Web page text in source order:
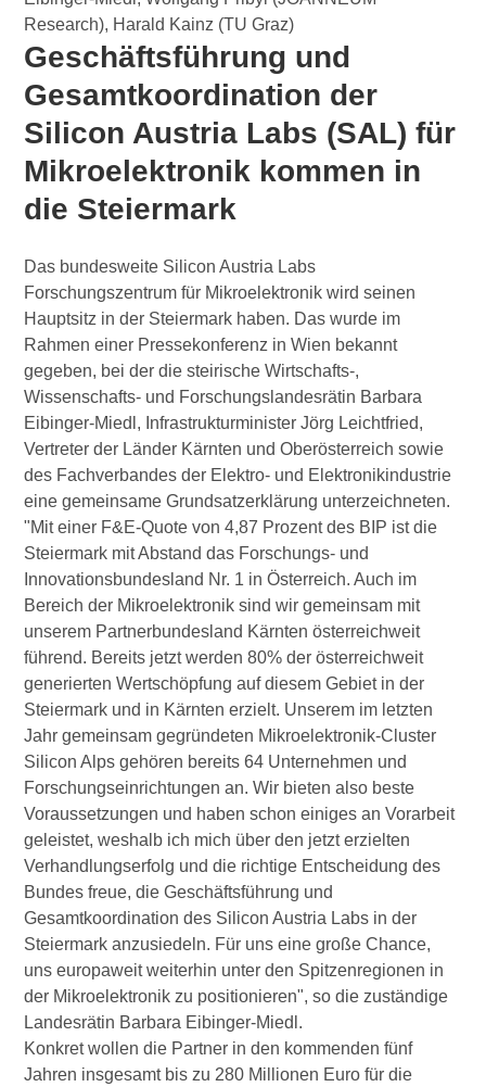
Geschäftsführung und
Gesamtkoordination der
Silicon Austria Labs (SAL) für
Mikroelektronik kommen in
die Steiermark
Das bundesweite Silicon Austria Labs
Forschungszentrum für Mikroelektronik wird seinen
Hauptsitz in der Steiermark haben. Das wurde im
Rahmen einer Pressekonferenz in Wien bekannt
gegeben, bei der die steirische Wirtschafts-,
Wissenschafts- und Forschungslandesrätin Barbara
Eibinger-Miedl, Infrastrukturminister Jörg Leichtfried,
Vertreter der Länder Kärnten und Oberösterreich sowie
des Fachverbandes der Elektro- und Elektronikindustrie
eine gemeinsame Grundsatzerklärung unterzeichneten.
"Mit einer F&E-Quote von 4,87 Prozent des BIP ist die
Steiermark mit Abstand das Forschungs- und
Innovationsbundesland Nr. 1 in Österreich. Auch im
Bereich der Mikroelektronik sind wir gemeinsam mit
unserem Partnerbundesland Kärnten österreichweit
führend. Bereits jetzt werden 80% der österreichweit
generierten Wertschöpfung auf diesem Gebiet in der
Steiermark und in Kärnten erzielt. Unserem im letzten
Jahr gemeinsam gegründeten Mikroelektronik-Cluster
Silicon Alps gehören bereits 64 Unternehmen und
Forschungseinrichtungen an. Wir bieten also beste
Voraussetzungen und haben schon einiges an Vorarbeit
geleistet, weshalb ich mich über den jetzt erzielten
Verhandlungserfolg und die richtige Entscheidung des
Bundes freue, die Geschäftsführung und
Gesamtkoordination des Silicon Austria Labs in der
Steiermark anzusiedeln. Für uns eine große Chance,
uns europaweit weiterhin unter den Spitzenregionen in
der Mikroelektronik zu positionieren", so die zuständige
Landesrätin Barbara Eibinger-Miedl.
Konkret wollen die Partner in den kommenden fünf
Jahren insgesamt bis zu 280 Millionen Euro für die